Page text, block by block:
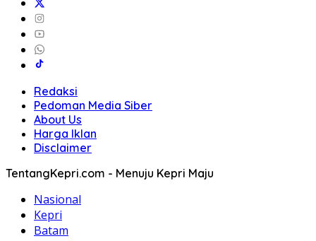
Redaksi
Pedoman Media Siber
About Us
Harga Iklan
Disclaimer
TentangKepri.com - Menuju Kepri Maju
Nasional
Kepri
Batam